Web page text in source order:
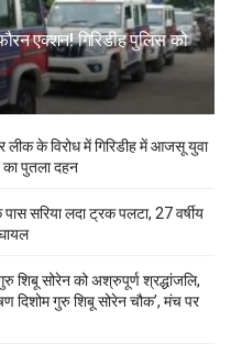
एक्शन! गिरिडीह पुलिस को
के विरोध में गिरिडीह में आजसू युवा
का पुतला दहन
सरिया लदा ट्रक पलटा, 27 वर्षीय
शिबू सोरेन को अश्रुपूर्ण श्रद्धांजलि,
दिशोम गुरु शिबू सोरेन चौक’, मंच पर